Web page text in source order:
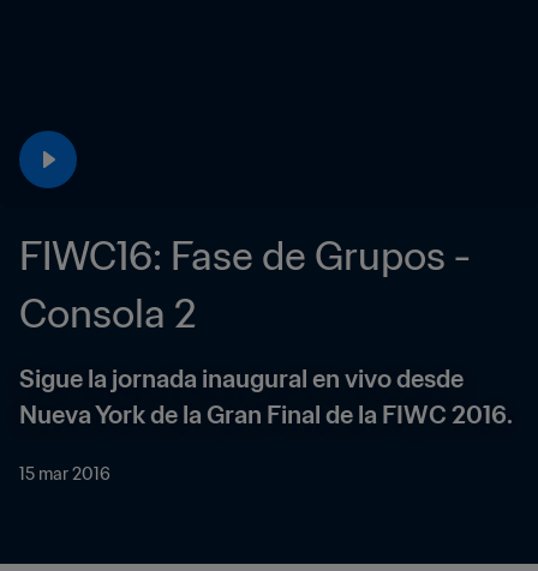
FIWC16: Fase de Grupos -
Consola 2
Sigue la jornada inaugural en vivo desde
Nueva York de la Gran Final de la FIWC 2016.
15 mar 2016